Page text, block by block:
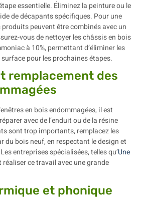
essentielle. Éliminez la peinture ou le
de décapants spécifiques. Pour une
peuvent être combinés avec un
vous de nettoyer les châssis en bois
à 10%, permettant d’éliminer les
pour les prochaines étapes.
remplacement des
en bois endommagées, il est
avec de l’enduit ou de la résine
sont trop importants, remplacez les
du bois neuf, en respectant le design et
entreprises spécialisées, telles qu’Une
réaliser ce travail avec une grande
et phonique